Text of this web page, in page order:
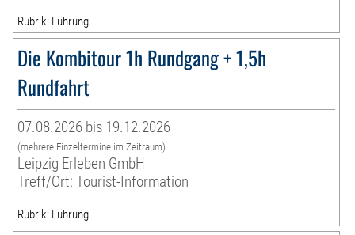
Rubrik: Führung
Die Kombitour 1h Rundgang + 1,5h
Rundfahrt
07.08.2026 bis 19.12.2026
(mehrere Einzeltermine im Zeitraum)
Leipzig Erleben GmbH
Treff/Ort: Tourist-Information
Rubrik: Führung